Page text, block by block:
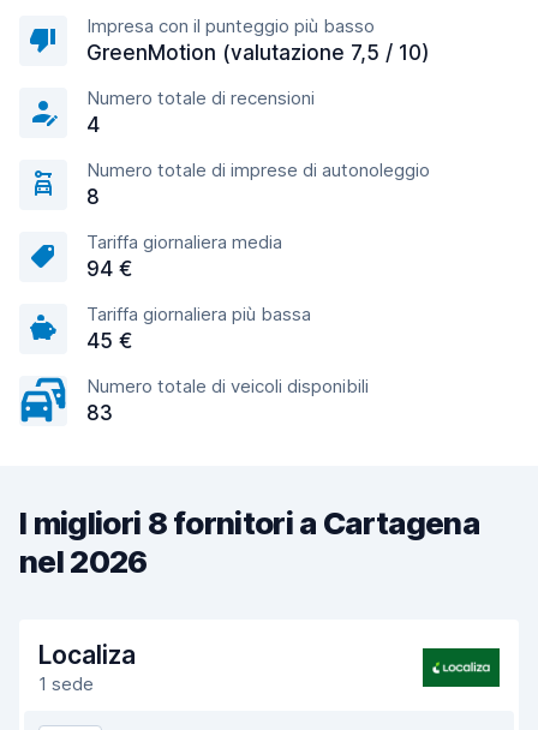
Impresa con il punteggio più basso
GreenMotion (valutazione 7,5 / 10)
Numero totale di recensioni
4
Numero totale di imprese di autonoleggio
8
Tariffa giornaliera media
94 €
Tariffa giornaliera più bassa
45 €
Numero totale di veicoli disponibili
83
I migliori 8 fornitori a Cartagena
nel 2026
Localiza
1 sede